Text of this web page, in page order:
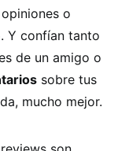
o
Y confían tanto
de un amigo o
sobre tus
mucho mejor.